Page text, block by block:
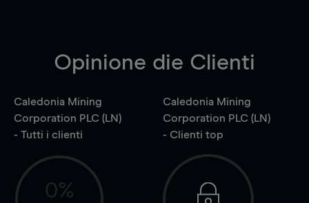
Opinione die Clienti
Caledonia Mining
Corporation PLC (LN)
- Tutti i clienti
0%
Caledonia Mining
Corporation PLC (LN)
- Clienti top